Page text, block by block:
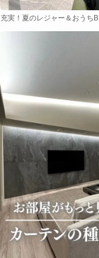
充実！夏のレジャー＆おうち